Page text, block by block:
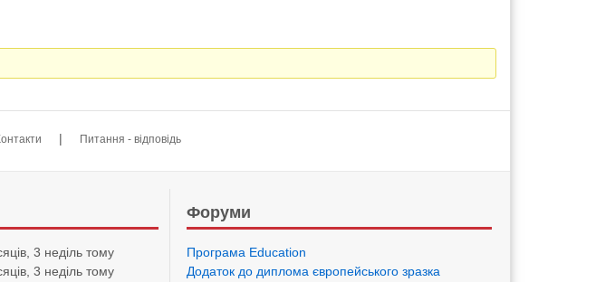
| Питання - відповідь
3 неділь тому
3 неділь тому
Форуми
Програма Eduсation
Додаток до диплома європейського зразка